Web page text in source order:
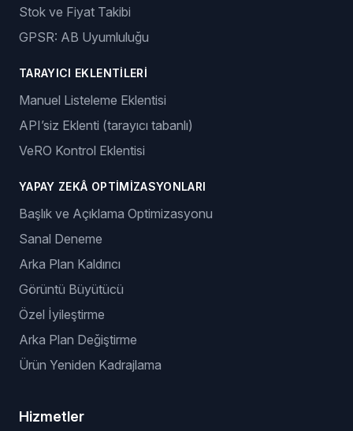
Stok ve Fiyat Takibi
GPSR: AB Uyumluluğu
TARAYICI EKLENTILERI
Manuel Listeleme Eklentisi
API’siz Eklenti (tarayıcı tabanlı)
VeRO Kontrol Eklentisi
YAPAY ZEKÂ OPTIMIZASYONLARI
Başlık ve Açıklama Optimizasyonu
Sanal Deneme
Arka Plan Kaldırıcı
Görüntü Büyütücü
Özel İyileştirme
Arka Plan Değiştirme
Ürün Yeniden Kadrajlama
Hizmetler